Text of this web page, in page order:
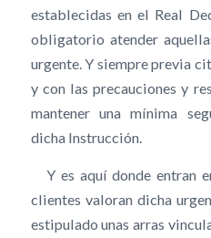
establecidas en el Real
obligatorio atender
urgente. Y siempre previa
y con las precauciones y
mantener una mínima
dicha Instrucción.
Y es aquí donde entran
clientes valoran dicha
estipulado unas arras